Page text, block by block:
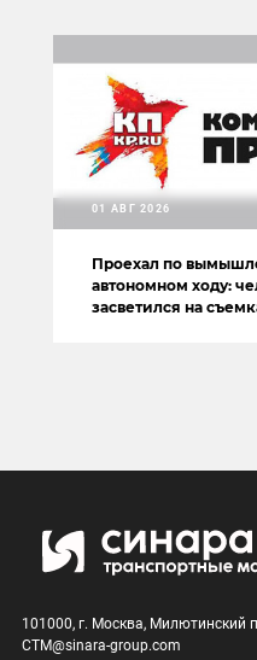
Проехал по
автономном ходу:
засветился на
01 АВГ 2026
101000, г. Москва, Милютинский
CTM@sinara-group.com